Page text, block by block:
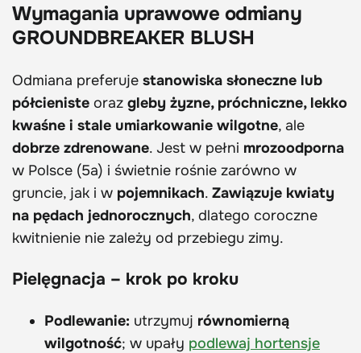
Wymagania uprawowe odmiany
GROUNDBREAKER BLUSH
Odmiana preferuje stanowiska słoneczne lub
półcieniste oraz gleby żyzne, próchniczne, lekko
kwaśne i stale umiarkowanie wilgotne, ale
dobrze zdrenowane. Jest w pełni mrozoodporna
w Polsce (5a) i świetnie rośnie zarówno w
gruncie, jak i w pojemnikach. Zawiązuje kwiaty
na pędach jednorocznych, dlatego coroczne
kwitnienie nie zależy od przebiegu zimy.
Pielęgnacja – krok po kroku
Podlewanie: utrzymuj równomierną
wilgotność; w upały podlewaj hortensje